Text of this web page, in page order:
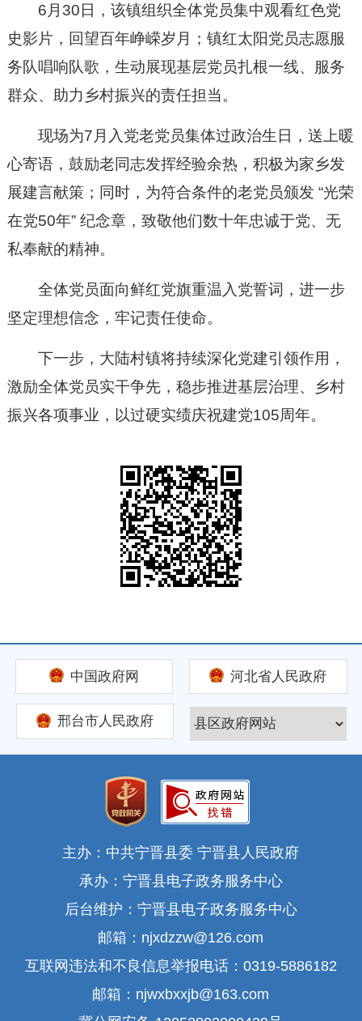
6月30日，该镇组织全体党员集中观看红色党
史影片，回望百年峥嵘岁月；镇红太阳党员志愿服
务队唱响队歌，生动展现基层党员扎根一线、服务
群众、助力乡村振兴的责任担当。
现场为7月入党老党员集体过政治生日，送上暖
心寄语，鼓励老同志发挥经验余热，积极为家乡发
展建言献策；同时，为符合条件的老党员颁发 “光荣
在党50年” 纪念章，致敬他们数十年忠诚于党、无
私奉献的精神。
全体党员面向鲜红党旗重温入党誓词，进一步
坚定理想信念，牢记责任使命。
下一步，大陆村镇将持续深化党建引领作用，
激励全体党员实干争先，稳步推进基层治理、乡村
振兴各项事业，以过硬实绩庆祝建党105周年。
中国政府网 河北省人民政府
邢台市人民政府
主办：中共宁晋县委 宁晋县人民政府
承办：宁晋县电子政务服务中心
后台维护：宁晋县电子政务服务中心
邮箱：njxdzzw@126.com
互联网违法和不良信息举报电话：0319-5886182
邮箱：njwxbxxjb@163.com